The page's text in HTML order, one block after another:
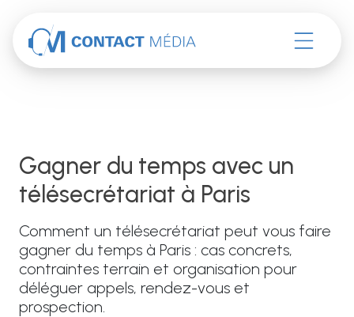
Accéder au contenu
gagner du temps avec un
télésecrétariat à Paris
Comment un télésecrétariat peut vous faire
gagner du temps à Paris : cas concrets,
contraintes terrain et organisation pour
déléguer appels, rendez-vous et
prospection.